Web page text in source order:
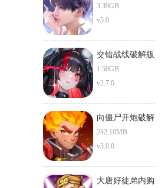
币无限钻石版
3.39GB
v5.0
交错战线破解版
1.50GB
v2.7.0
向僵尸开炮破解
版
242.10MB
v3.0.0
大唐好徒弟内购